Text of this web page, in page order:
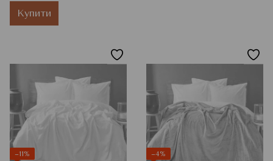
Купити
−11%
−4%